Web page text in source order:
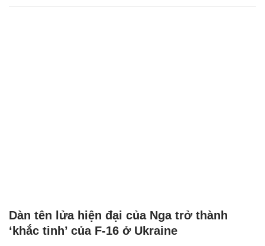
Dàn tên lửa hiện đại của Nga trở thành
‘khắc tinh’ của F-16 ở Ukraine